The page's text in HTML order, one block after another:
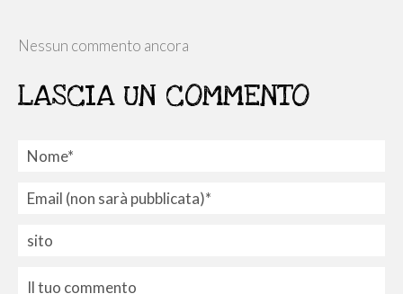
Nessun commento ancora
LASCIA UN COMMENTO